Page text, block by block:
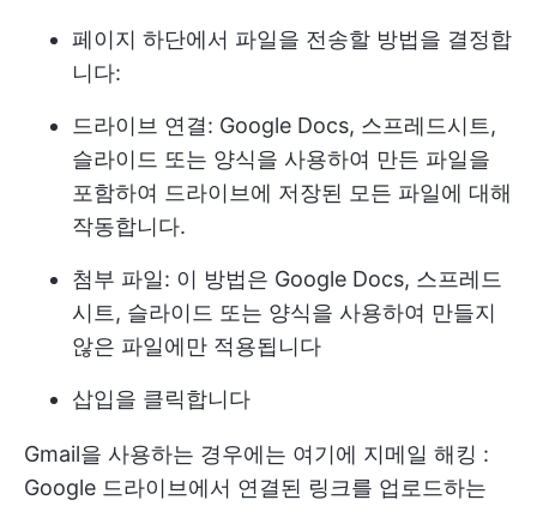
페이지 하단에서 파일을 전송할 방법을 결정합
니다:
드라이브 연결: Google Docs, 스프레드시트,
슬라이드 또는 양식을 사용하여 만든 파일을
포함하여 드라이브에 저장된 모든 파일에 대해
작동합니다.
첨부 파일: 이 방법은 Google Docs, 스프레드
시트, 슬라이드 또는 양식을 사용하여 만들지
않은 파일에만 적용됩니다
삽입을 클릭합니다
Gmail을 사용하는 경우에는 여기에 지메일 해킹 :
Google 드라이브에서 연결된 링크를 업로드하는